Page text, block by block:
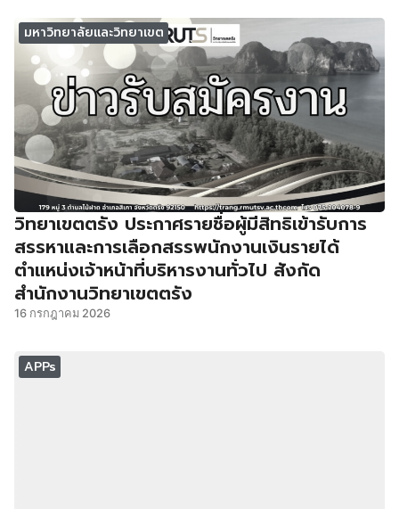
มหาวิทยาลัยและวิทยาเขต
วิทยาเขตตรัง ประกาศรายชื่อผู้มีสิทธิเข้ารับการ
สรรหาและการเลือกสรรพนักงานเงินรายได้
ตำแหน่งเจ้าหน้าที่บริหารงานทั่วไป สังกัด
สำนักงานวิทยาเขตตรัง
16 กรกฎาคม 2026
APPs